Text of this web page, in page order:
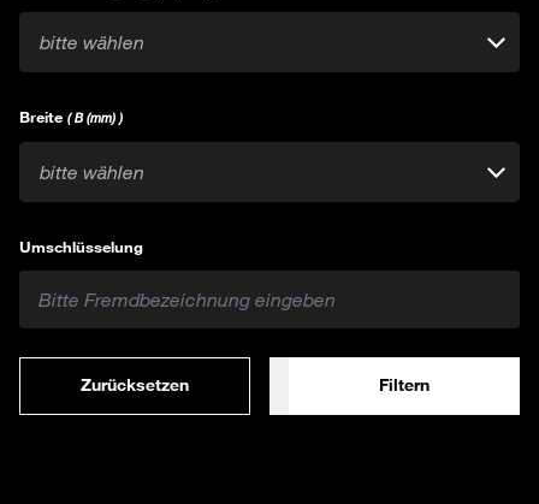
bitte wählen
Breite ( B (mm) )
bitte wählen
Umschlüsselung
Zurücksetzen Filtern